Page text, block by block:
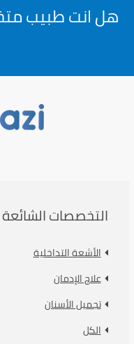
هل انت طبيب
التخصصات الشائعة
الأشعة التداخلية
علاج الإدمان
تجميل الأسنان
الكل